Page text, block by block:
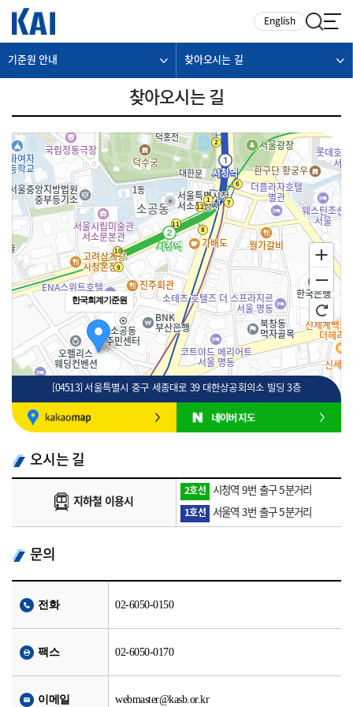
English
기준원 안내 찾아오시는 길
찾아오시는 길
한국회계기준원
100m
[04513] 서울특별시 중구 세종대로 39 대한상공회의소 빌딩 3층
오시는 길
지하철 이용시
2호선 시청역 9번 출구 5분거리
1호선 서울역 3번 출구 5분거리
문의
전화 02-6050-0150
팩스 02-6050-0170
이메일 webmaster@kasb.or.kr